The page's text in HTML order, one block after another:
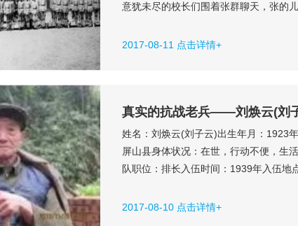
意犹未尽的校长们围着张群聊天，张的
秘书送来一份公文，张看了一眼不顾身
2017-08-11 点击详情+
真实的抗战老兵——刘焕云(刘
姓名：刘焕云(刘子云)出生年月：1923
屏山县身体状况：在世，行动不便，生
队职位：排长入伍时间：1939年入伍地
州、云南，大部路段徒步，入云南后坐
2017-08-10 点击详情+